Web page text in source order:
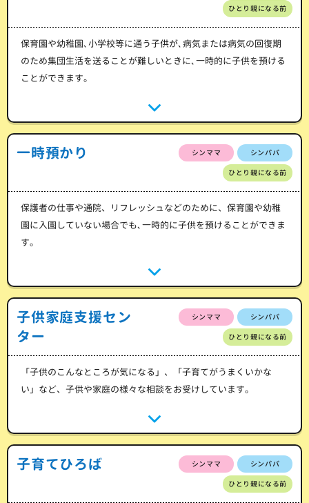
ひとり親になる前
保育園や幼稚園､小学校等に通う子供が､病気または病気の回復期
のため集団生活を送ることが難しいときに､一時的に子供を預ける
ことができます。
一時預かり シンママ シンパパ
ひとり親になる前
保護者の仕事や通院、リフレッシュなどのために、保育園や幼稚
園に入園していない場合でも､一時的に子供を預けることができま
す。
子供家庭支援セン
ター
シンママ シンパパ
ひとり親になる前
「子供のこんなところが気になる」、「子育てがうまくいかな
い」など、子供や家庭の様々な相談をお受けしています。
子育てひろば シンママ シンパパ
ひとり親になる前